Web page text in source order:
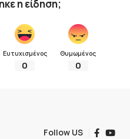
η είδηση;
Ευτυχισμένος
0
Θυμωμένος
0
Follow US